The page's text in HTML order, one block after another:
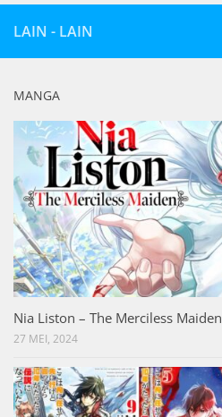
LAIN - LAIN
MANGA
Nia Liston – The Merciless Maiden
27 MEI, 2024